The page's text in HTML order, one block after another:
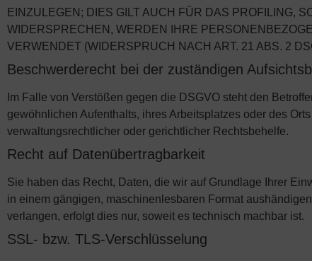
EINZULEGEN; DIES GILT AUCH FÜR DAS PROFILING,
WIDERSPRECHEN, WERDEN IHRE
VERWENDET (WIDERSPRUCH NACH ART. 21 ABS. 2
Beschwerde­recht bei der zuständigen
Im Falle von Verstößen gegen die DSGVO steht den
gewöhnlichen Aufenthalts, ihres Arbeitsplatzes oder des
verwaltungsrechtlicher oder gerichtlicher Rechtsbehelfe.
Recht auf Daten­übertrag­barkeit
Sie haben das Recht, Daten, die wir auf Grundlage Ihrer
in einem gängigen, maschinenlesbaren Format
verlangen, erfolgt dies nur, soweit es technisch machbar ist.
SSL- bzw. TLS-Verschlüsselung